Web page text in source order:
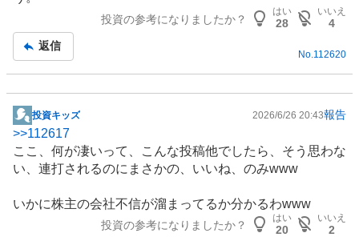
事
投資の参考になりましたか？
はい
28
いいえ
4
返信
No. 112620
掲
示
板
記
投資キッズ 2026/6/26 20:43報告
>>112617
ここ、何が凄いって、こんな投稿他でしたら、そう思わな
い、連打されるのにまさかの、いいね、のみwww
いかに株主の会社不信が溜まってるか分かるわwww
投資の参考になりましたか？
はい
20
いいえ
2